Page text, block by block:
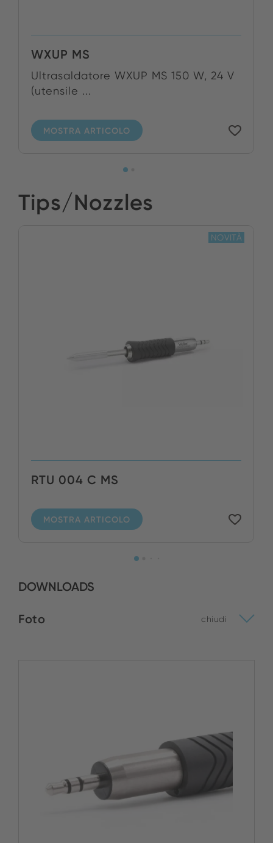
WXUP MS
Ultrasaldatore WXUP MS 150 W, 24 V
(utensile ...
MOSTRA ARTICOLO
Tips/Nozzles
RTU 004 C MS
MOSTRA ARTICOLO
NOVITÀ
DOWNLOADS
Foto chiudi